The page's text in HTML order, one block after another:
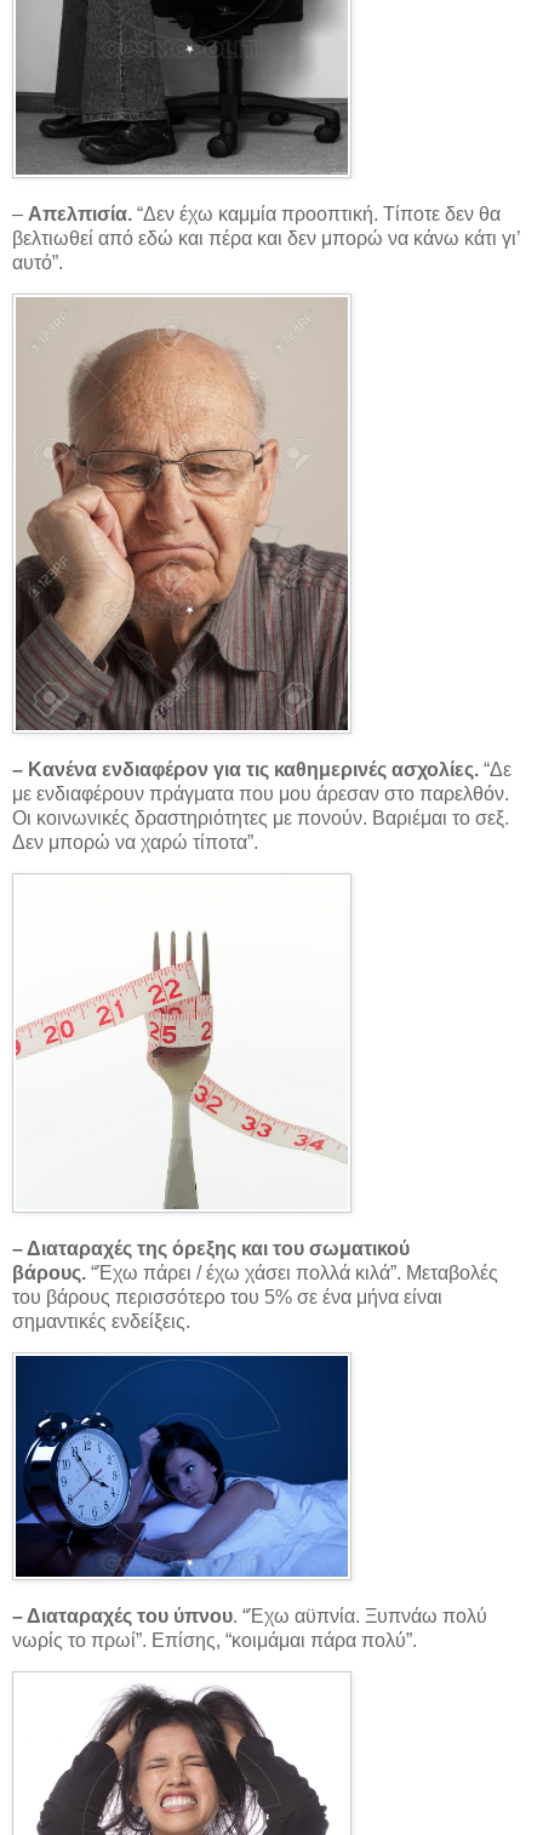
– Απελπισία. “Δεν έχω καμμία προοπτική. Τίποτε δεν θα
βελτιωθεί από εδώ και πέρα και δεν μπορώ να κάνω κάτι γι’
αυτό”.
– Κανένα ενδιαφέρον για τις καθημερινές ασχολίες. “Δε
με ενδιαφέρουν πράγματα που μου άρεσαν στο παρελθόν.
Οι κοινωνικές δραστηριότητες με πονούν. Βαριέμαι το σεξ.
Δεν μπορώ να χαρώ τίποτα”.
– Διαταραχές της όρεξης και του σωματικού
βάρους. “Έχω πάρει / έχω χάσει πολλά κιλά”. Μεταβολές
του βάρους περισσότερο του 5% σε ένα μήνα είναι
σημαντικές ενδείξεις.
– Διαταραχές του ύπνου. “Έχω αϋπνία. Ξυπνάω πολύ
νωρίς το πρωί”. Επίσης, “κοιμάμαι πάρα πολύ”.